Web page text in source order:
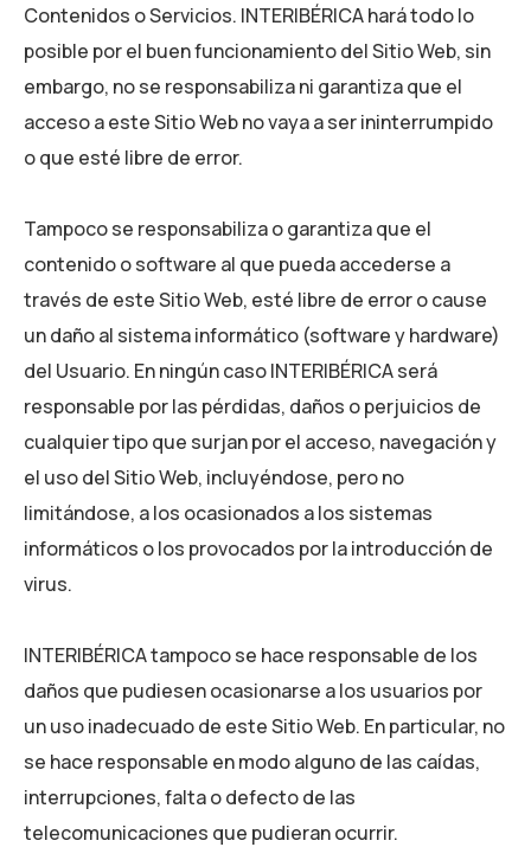
Contenidos o Servicios. INTERIBÉRICAhará todo lo
posible por el buen funcionamiento del Sitio Web, sin
embargo, no se responsabiliza ni garantiza que el
acceso a este Sitio Web no vaya a ser ininterrumpido
o que esté libre de error.
Tampoco se responsabiliza o garantiza que el
contenido o software al que pueda accederse a
través de este Sitio Web, esté libre de error o cause
un daño al sistema informático (software y hardware)
del Usuario. En ningún casoINTERIBÉRICAserá
responsable por las pérdidas, daños o perjuicios de
cualquier tipo que surjan por el acceso, navegación y
el uso del Sitio Web, incluyéndose, pero no
limitándose, a los ocasionados a los sistemas
informáticos o los provocados por la introducción de
virus.
INTERIBÉRICAtampoco se hace responsable de los
daños que pudiesen ocasionarse a los usuarios por
un uso inadecuado de este Sitio Web. En particular, no
se hace responsable en modo alguno de las caídas,
interrupciones, falta o defecto de las
telecomunicaciones que pudieran ocurrir.